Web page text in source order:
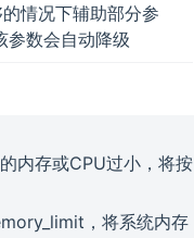
情况下辅助部分参
参数会自动降级
内存或CPU过小，将按
，将系统内存